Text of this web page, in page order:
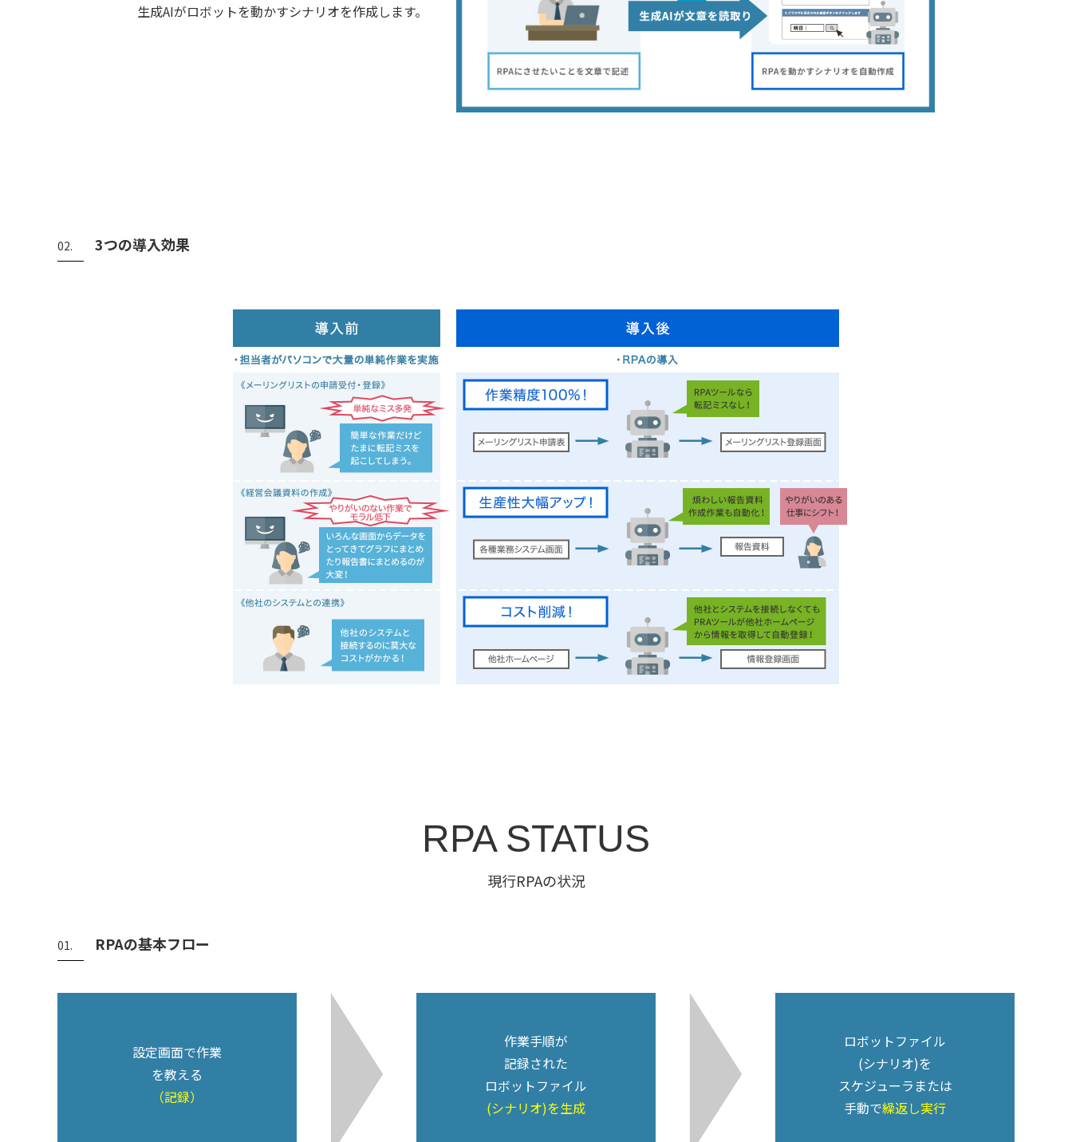
生成AIがロボットを動かすシナリオを作成します。
02. 3つの導入効果
RPA STATUS
現行RPAの状況
01. RPAの基本フロー
設定画面で作業
を教える
（記録）
作業手順が
記録された
ロボットファイル
(シナリオ)を生成
ロボットファイル
(シナリオ)を
スケジューラまたは
手動で繰返し実行